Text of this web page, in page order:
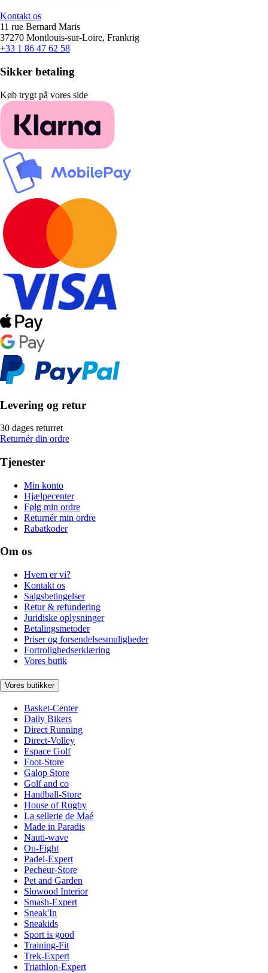
Kontakt os
11 rue Bernard Maris
37270 Montlouis-sur-Loire, Frankrig
+33 1 86 47 62 58
Sikker betaling
Køb trygt på vores side
Levering og retur
30 dages returret
Returnér din ordre
Tjenester
Min konto
Hjælpecenter
Følg min ordre
Returnér min ordre
Rabatkoder
Om os
Hvem er vi?
Kontakt os
Salgsbetingelser
Retur & refundering
Juridiske oplysninger
Betalingsmetoder
Priser og forsendelsesmuligheder
Fortrolighedserklæring
Vores butik
Vores butikker
Basket-Center
Daily Bikers
Direct Running
Direct-Volley
Espace Golf
Foot-Store
Galop Store
Golf and co
Handball-Store
House of Rugby
La sellerie de Maé
Made in Paradis
Nauti-wave
On-Fight
Padel-Expert
Pecheur-Store
Pet and Garden
Slowood Interior
Smash-Expert
Sneak'In
Sneakids
Sport is good
Training-Fit
Trek-Expert
Triathlon-Expert